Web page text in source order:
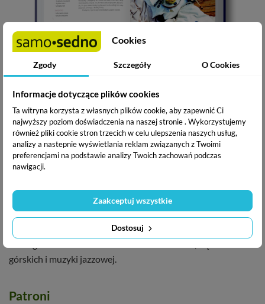
O autorce
Karolina Polkowska- z zamiłowania fotograf kulinarny, z
wykształcenia historyk. Od kilku lat z powodzeniem i
Uwielbia nie tylko gotować, lecz także (a może przede
wszystkim) dobrze jeść, dlatego w swojej pracy przekonuje,
że pomysłowe dania można przygotować bez spędzania
górskich i muzyki jazzowej.
Patroni
Cookies
Zgody Szczegóły O Cookies
Informacje dotyczące plików cookies
Ta witryna korzysta z własnych plików cookie, aby zapewnić Ci
najwyższy poziom doświadczenia na naszej stronie . Wykorzystujemy
również pliki cookie stron trzecich w celu ulepszenia naszych usług,
analizy a nastepnie wyświetlania reklam związanych z Twoimi
preferencjami na podstawie analizy Twoich zachowań podczas
nawigacji.
Dostosuj
Zaakceptuj wszystkie